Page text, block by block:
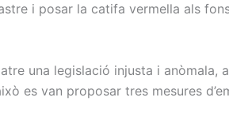
i posar la catifa vermella als
una legislació injusta i anòmala,
es van proposar tres mesures